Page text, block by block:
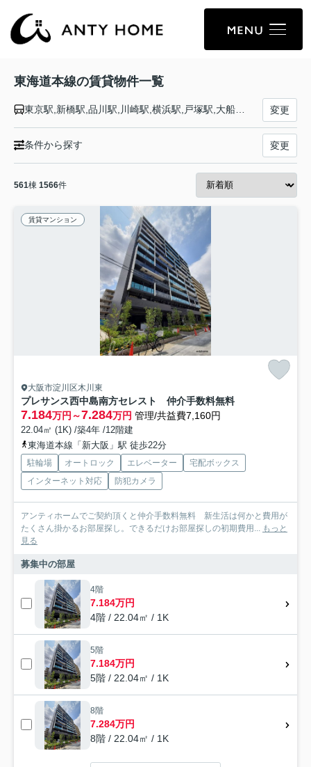
東海道本線の賃貸物件一覧
変更
条件から探す 変更
561棟 1566件
賃貸マンション
大阪市淀川区木川東
プレサンス西中島南方セレスト 仲介手数料無料
7.184万円～7.284万円 管理/共益費7,160円
22.04㎡ (1K) /築4年 /12階建
東海道本線「新大阪」駅 徒歩22分
駐輪場 オートロック エレベーター
宅配ボックス
インターネット対応
防犯カメラ
アンティホームでご契約頂くと仲介手数料無料 新生活は何かと費用が
たくさん掛かるお部屋探し。できるだけお部屋探しの初期費用...
もっと
見る
募集中の部屋
4階
7.184万円
4階 / 22.04㎡ / 1K
5階
7.184万円
5階 / 22.04㎡ / 1K
8階
7.284万円
8階 / 22.04㎡ / 1K